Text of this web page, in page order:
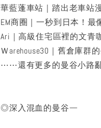
華藍蓬車站｜踏出老車站
EM商圈｜一秒到日本！最
Ari｜高級住宅區裡的文青
Ｗarehouse30｜舊倉庫群
⋯⋯還有更多的曼谷小路
◎深入混血的曼谷—